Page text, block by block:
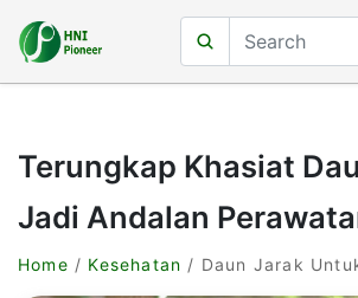
Terungkap Khasiat
Jadi Andalan
Home / Kesehatan / Daun Jarak